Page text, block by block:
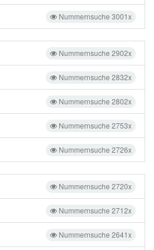
Nummernsuche 3001x
Nummernsuche 2902x
Nummernsuche 2832x
Nummernsuche 2802x
Nummernsuche 2753x
Nummernsuche 2726x
Nummernsuche 2720x
Nummernsuche 2712x
Nummernsuche 2641x